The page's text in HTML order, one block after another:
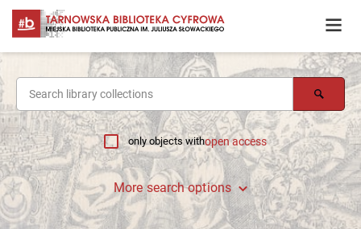
only objects withopen access
More search options